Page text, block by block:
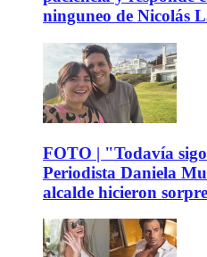
ninguneo de Nicolás
FOTO | "Todavía
Periodista Daniela
alcalde hicieron